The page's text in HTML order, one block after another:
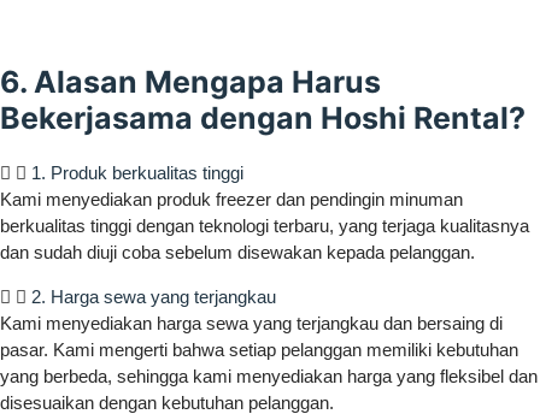
6. Alasan Mengapa Harus
Bekerjasama dengan Hoshi Rental?
1. Produk berkualitas tinggi
Kami menyediakan produk freezer dan pendingin minuman
berkualitas tinggi dengan teknologi terbaru, yang terjaga kualitasnya
dan sudah diuji coba sebelum disewakan kepada pelanggan.
2. Harga sewa yang terjangkau
Kami menyediakan harga sewa yang terjangkau dan bersaing di
pasar. Kami mengerti bahwa setiap pelanggan memiliki kebutuhan
yang berbeda, sehingga kami menyediakan harga yang fleksibel dan
disesuaikan dengan kebutuhan pelanggan.